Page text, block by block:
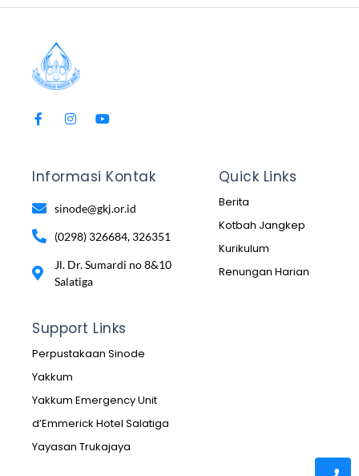
Informasi Kontak
sinode@gkj.or.id
(0298) 326684, 326351
Jl. Dr. Sumardi no 8&10
Salatiga
Quick Links
Berita
Kotbah Jangkep
Kurikulum
Renungan Harian
Support Links
Perpustakaan Sinode
Yakkum
Yakkum Emergency Unit
d’Emmerick Hotel Salatiga
Yayasan Trukajaya